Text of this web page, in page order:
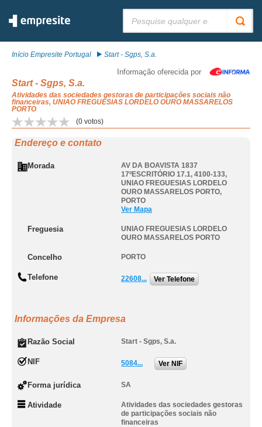
Início Empresite Portugal Start - Sgps, S.a.
Informação oferecida por
Start - Sgps, S.a.
Atividades das sociedades gestoras de participações sociais não
financeiras, UNIAO FREGUESIAS LORDELO OURO MASSARELOS
PORTO
(0 votos)
Endereço e contato
Morada
AV DA BOAVISTA 1837
17ºESCRITÓRIO 17.1, 4100-133,
UNIAO FREGUESIAS LORDELO
OURO MASSARELOS PORTO,
PORTO
Ver Mapa
Freguesia
UNIAO FREGUESIAS LORDELO
OURO MASSARELOS PORTO
Concelho PORTO
Telefone 22608... Ver Telefone
Informações da Empresa
Razão Social Start - Sgps, S.a.
NIF 5084... Ver NIF
Forma jurídica SA
Atividade
Atividades das sociedades gestoras
de participações sociais não
financeiras